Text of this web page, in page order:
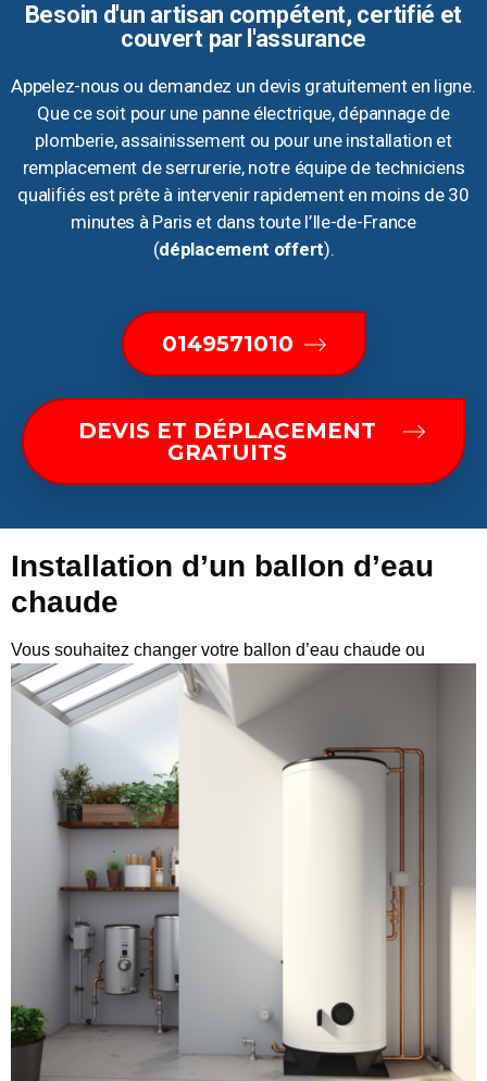
Besoin d'un artisan compétent, certifié et
couvert par l'assurance
Appelez-nous ou demandez un devis gratuitement en ligne.
Que ce soit pour une panne électrique, dépannage de
plomberie, assainissement ou pour une installation et
remplacement de serrurerie, notre équipe de techniciens
qualifiés est prête à intervenir rapidement en moins de 30
minutes à Paris et dans toute l’Ile-de-France
(déplacement offert).
0149571010
DEVIS ET DÉPLACEMENT
GRATUITS
Installation d’un ballon d’eau
chaude
Vous souhaitez changer votre ballon d’eau chaude ou